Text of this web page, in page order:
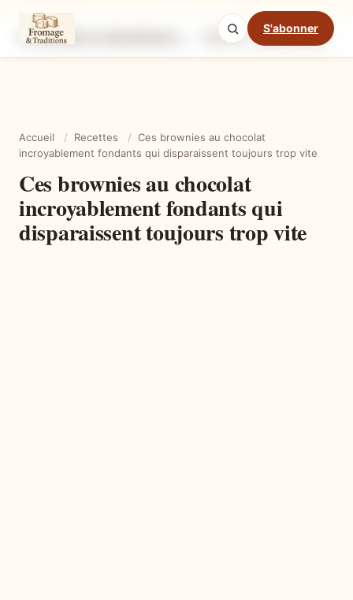
S'abonner
Ingrédients Étapes
Mode cuisine
Accueil / Recettes / Ces brownies au chocolat
incroyablement fondants qui disparaissent toujours trop vite
Ces brownies au chocolat
incroyablement fondants qui
disparaissent toujours trop vite